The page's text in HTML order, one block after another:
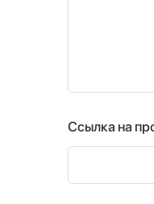
Ссылка на